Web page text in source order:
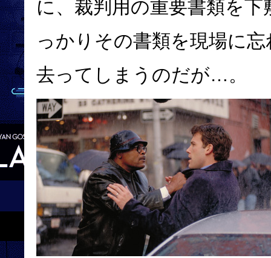
に、裁判用の重要書類を
っかりその書類を現場に
去ってしまうのだが…。